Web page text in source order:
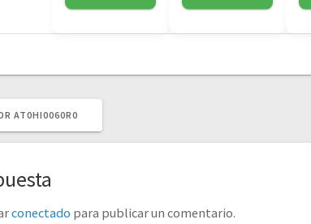
AT0HI0060R0
conectado para publicar un comentario.